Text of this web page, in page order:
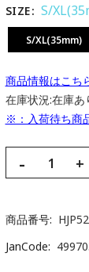
SIZE S/
S/XL(35mm)
商品情報はこち
在庫状況:在庫あ
※：入荷待ち商
- +
商品番号
JanCode